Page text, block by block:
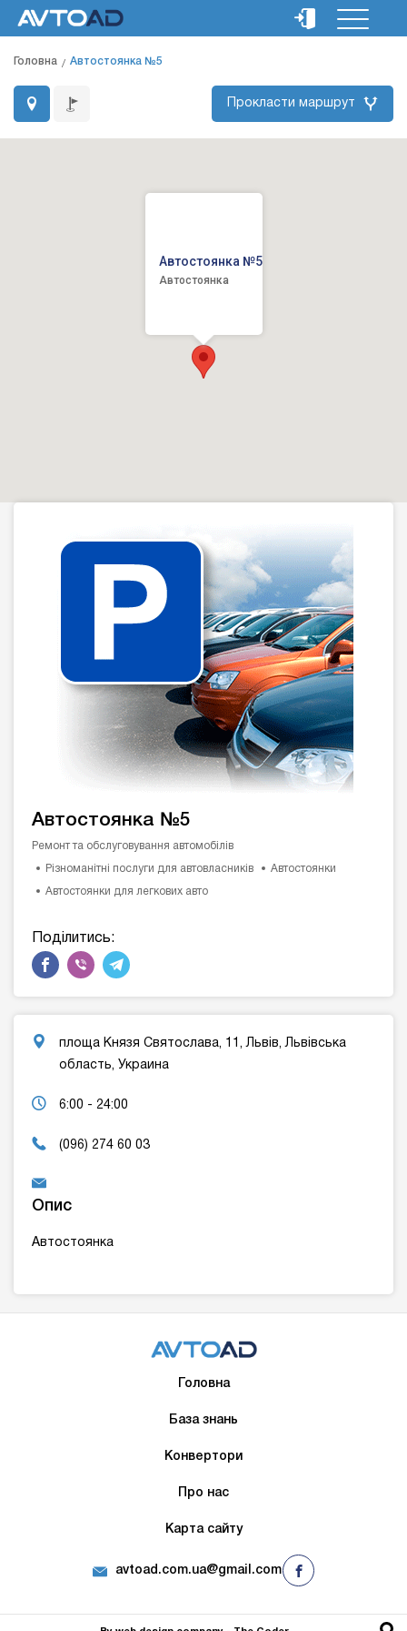
Головна Автостоянка №5
Прокласти маршрут
Автостоянка №5
Автостоянка
Автостоянка №5
Ремонт та обслуговування автомобілів
Різноманітні послуги для автовласників Автостоянки
Автостоянки для легкових авто
Поділитись:
площа Князя Святослава, 11, Львів, Львівська
область, Украина
6:00 - 24:00
(096) 274 60 03
Опис
Автостоянка
Головна
База знань
Конвертори
Про нас
Карта сайту
avtoad.com.ua@gmail.com